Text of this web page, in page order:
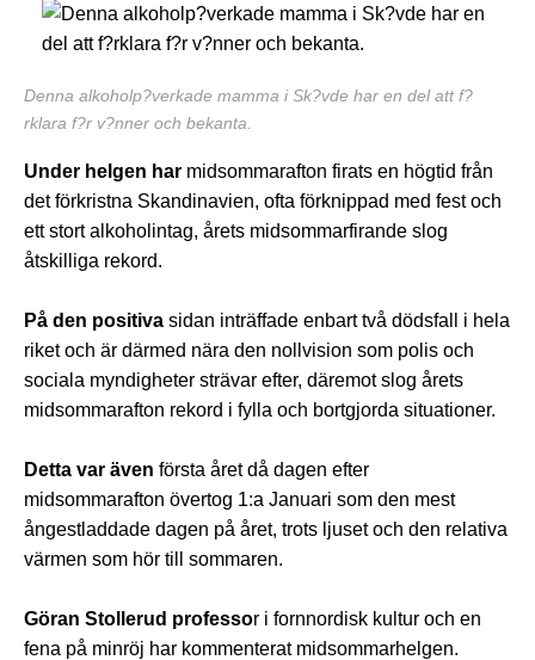
Denna alkoholp?verkade mamma i Sk?vde har en del att f?
rklara f?r v?nner och bekanta.
Under helgen har midsommarafton firats en högtid från
det förkristna Skandinavien, ofta förknippad med fest och
ett stort alkoholintag, årets midsommarfirande slog
åtskilliga rekord.
På den positiva sidan inträffade enbart två dödsfall i hela
riket och är därmed nära den nollvision som polis och
sociala myndigheter strävar efter, däremot slog årets
midsommarafton rekord i fylla och bortgjorda situationer.
Detta var även första året då dagen efter
midsommarafton övertog 1:a Januari som den mest
ångestladdade dagen på året, trots ljuset och den relativa
värmen som hör till sommaren.
Göran Stollerud professor i fornnordisk kultur och en
fena på minröj har kommenterat midsommarhelgen.